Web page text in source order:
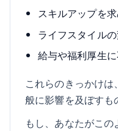
スキルアップを
ライフスタイル
給与や福利厚生
これらのきっかけ
般に影響を及ぼすも
もし、あなたがこ